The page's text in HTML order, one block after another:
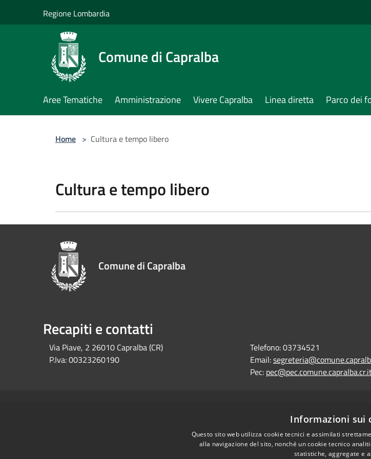
Regione Lombardia
Comune di Capralba
Aree Tematiche Amministrazione Vivere Capralba Linea diretta Parco dei
Home > Cultura e tempo libero
Cultura e tempo libero
Comune di Capralba
Recapiti e contatti
Via Piave, 2 26010 Capralba (CR)
P.Iva:00323260190
Telefono:03734521
Email:
Pec:
Informazioni sui
Questo sito web utilizza cookie tecnici e assimilati
alla navigazione del sito, nonché un cookie tecnico
statistiche, aggregate e